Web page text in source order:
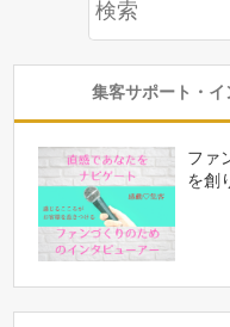
集客サポート・
ファ
を創